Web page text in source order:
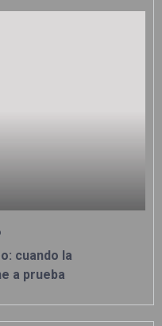
cuando la
a prueba